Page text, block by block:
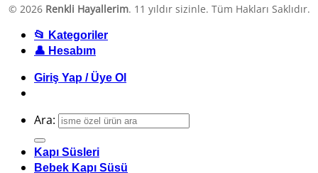
© 2026 Renkli Hayallerim. 11 yıldır sizinle. Tüm Hakları Saklıdır.
📂 Kategoriler
👤 Hesabım
Giriş Yap / Üye Ol
Ara:
Kapı Süsleri
Bebek Kapı Süsü